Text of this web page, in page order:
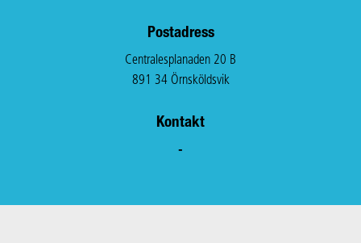
Postadress
Centralesplanaden 20 B
891 34 Örnsköldsvik
Kontakt
-